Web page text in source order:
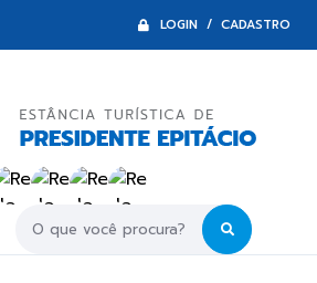
LOGIN / CADASTRO